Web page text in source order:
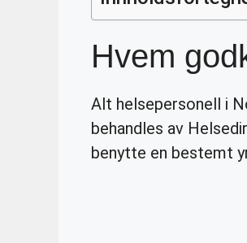
Hvem
Alt helsepersonell i
behandles av
benytte en bestemt